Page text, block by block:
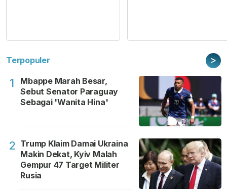
Terpopuler >
1
Mbappe Marah Besar,
Sebut Senator Paraguay
Sebagai 'Wanita Hina'
2 Trump Klaim Damai Ukraina
Makin Dekat, Kyiv Malah
Gempur 47 Target Militer
Rusia